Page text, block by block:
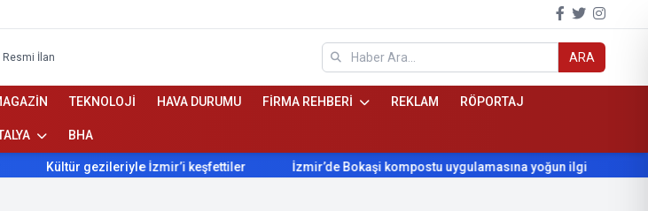
Resmi İlan ARA
TEKNOLOJİ HAVA DURUMU FİRMA REHBERİ REKLAM RÖPORTAJ
BHA
Kültür gezileriyle İzmir’i keşfettiler İzmir’de Bokaşi kompostu uygulamasına yoğun ilgi